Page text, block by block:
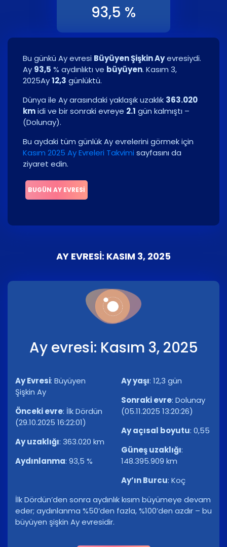
93,5 %
Bu günkü Ay evresi Büyüyen Şişkin Ayevresiydi.
Ay 93,5 % aydınlıktı ve büyüyen. Kasım 3,
2025Ay12,3 günlüktü.
Dünya ile Ay arasındaki yaklaşık uzaklık 363.020
kmidi ve bir sonraki evreye 2.1 gün kalmıştı –
(Dolunay).
Bu aydaki tüm günlük Ay evrelerini görmek için
Kasım 2025 Ay Evreleri Takvimi sayfasını da
ziyaret edin.
BUGÜN AY EVRESI
AY EVRESI: KASIM 3, 2025
Ay evresi: Kasım 3, 2025
Ay Evresi: Büyüyen
Şişkin Ay
Önceki evre: İlk Dördün
(29.10.2025 16:22:01)
Ay uzaklığı: 363.020 km
Aydınlanma: 93,5 %
Ay yaşı: 12,3 gün
Sonraki evre: Dolunay
(05.11.2025 13:20:26)
Ay açısal boyutu: 0,55
Güneş uzaklığı:
148.395.909 km
Ay’ın Burcu: Koç
İlk Dördün’den sonra aydınlık kısım büyümeye devam
eder; aydınlanma %50’den fazla, %100’den azdır – bu
büyüyen şişkin Ay evresidir.